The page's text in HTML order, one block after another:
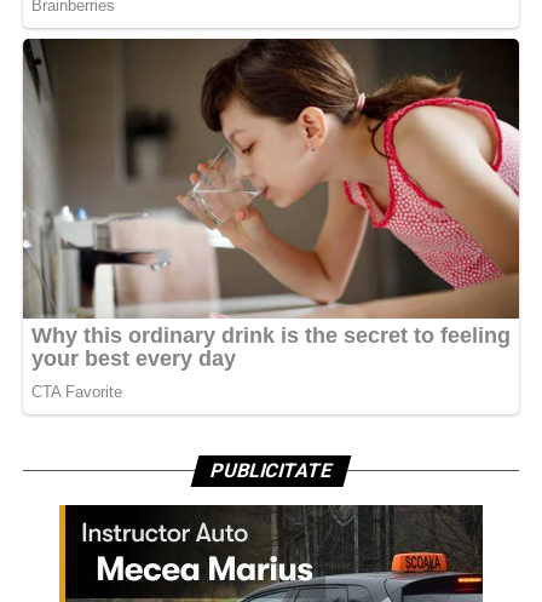
PUBLICITATE